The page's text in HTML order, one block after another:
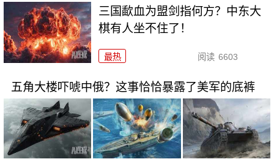
三国歃血为盟剑指何方？中东大
棋有人坐不住了！
最热 阅读 6603
五角大楼吓唬中俄？这事恰恰暴露了美军的底裤